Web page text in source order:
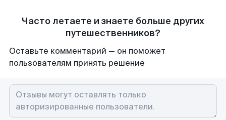
Часто летаете и знаете больше других
путешественников?
Оставьте комментарий — он поможет
пользователям принять решение